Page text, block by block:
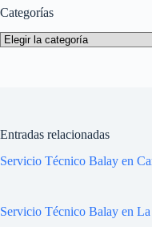
Categorías
Categorías
Entradas relacionadas
Servicio Técnico Balay en
Servicio Técnico Balay en